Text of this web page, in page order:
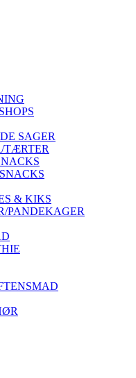
SAGER
TÆRTER
& KIKS
PANDEKAGER